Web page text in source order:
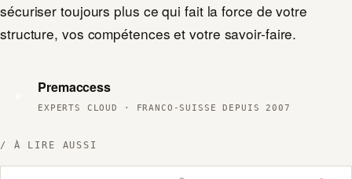
sécuriser toujours plus ce qui fait la force de votre
structure, vos compétences et votre savoir-faire.
Premaccess
EXPERTS CLOUD · FRANCO-SUISSE DEPUIS 2007
/ À LIRE AUSSI